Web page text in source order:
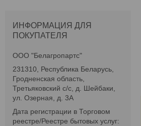
ИНФОРМАЦИЯ ДЛЯ
ПОКУПАТЕЛЯ
ООО "Белагропартс"
231310, Республика Беларусь,
Гродненская область,
Третьяковский с/с, д. Шейбаки,
ул. Озерная, д. 3А
Дата регистрации в Торговом
реестре/Реестре бытовых услуг: